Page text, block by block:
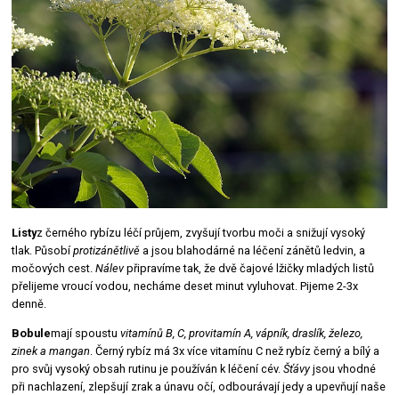
Listyz černého rybízu léčí průjem, zvyšují tvorbu moči a snižují vysoký
tlak. Působíprotizánětlivě a jsou blahodárné na léčení zánětů ledvin, a
močových cest. Nálevpřipravíme tak, že dvě čajové lžičky mladých listů
přelijeme vroucí vodou, necháme deset minut vyluhovat. Pijeme 2-3x
denně.
Bobulemají spoustu vitamínů B, C, provitamín A, vápník, draslík, železo,
zinek a mangan. Černý rybíz má 3x více vitamínu C než rybíz černý a bílý a
pro svůj vysoký obsah rutinu je používán k léčení cév. Šťávyjsou vhodné
při nachlazení, zlepšují zrak a únavu očí, odbourávají jedy a upevňují naše